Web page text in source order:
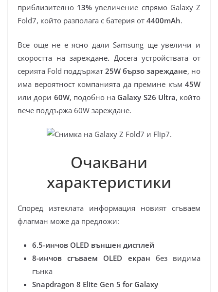
приблизително 13% увеличение спрямо Galaxy Z
Fold7, който разполага с батерия от 4400mAh.
Все още не е ясно дали Samsung ще увеличи и
скоростта на зареждане. Досега устройствата от
серията Fold поддържат 25W бързо зареждане, но
има вероятност компанията да премине към 45W
или дори 60W, подобно на Galaxy S26 Ultra, който
вече поддържа 60W зареждане.
Очаквани
характеристики
Според изтеклата информация новият сгъваем
флагман може да предложи:
6.5-инчов OLED външен дисплей
8-инчов сгъваем OLED екран без видима
гънка
Snapdragon 8 Elite Gen 5 for Galaxy